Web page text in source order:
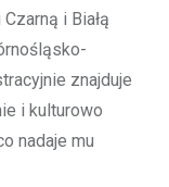
i Białą
znajduje
i kulturowo
nadaje mu